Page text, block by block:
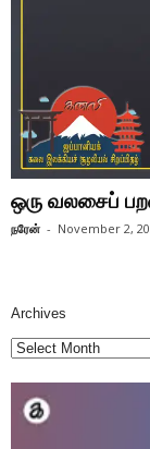
ஒரு வலசைப்
நரேன் - November 2,
Archives